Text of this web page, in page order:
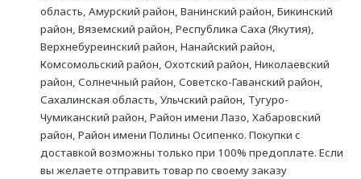
область, Амурский район, Ванинский район, Бикинский
район, Вяземский район, Республика Саха (Якутия),
Верхнебуреинский район, Нанайский район,
Комсомольский район, Охотский район, Николаевский
район, Солнечный район, Советско-Гаванский район,
Сахалинская область, Ульчский район, Тугуро-
Чумиканский район, Район имени Лазо, Хабаровский
район, Район имени Полины Осипенко. Покупки с
доставкой возможны только при 100% предоплате. Если
вы желаете отправить товар по своему заказу